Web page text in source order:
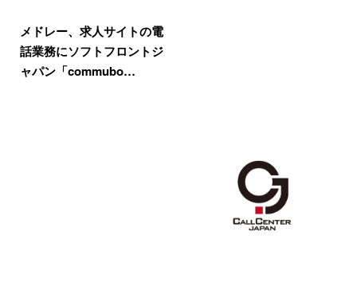
メドレー、求人サイトの電
話業務にソフトフロントジ
ャパン「commubo…